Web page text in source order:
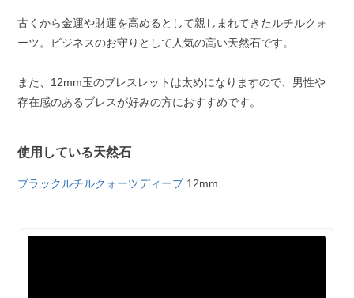
古くから金運や財運を高めるとして親しまれてきたルチルクォ
ーツ。ビジネスのお守りとして人気の高い天然石です。
また、12mm玉のブレスレットは太めになりますので、男性や
存在感のあるブレスが好みの方におすすめです。
使用している天然石
ブラックルチルクォーツディープ12mm